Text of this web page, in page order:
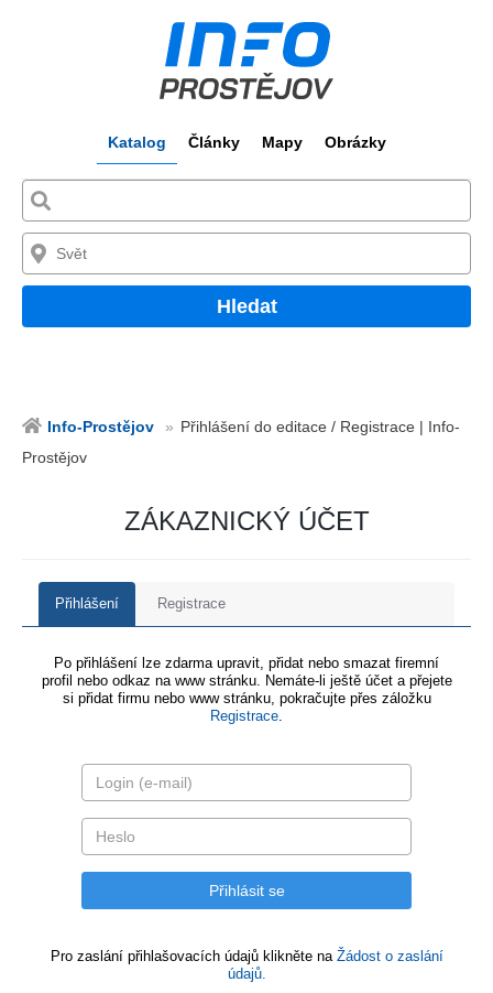
Katalog Články Mapy Obrázky
Hledat
Info-Prostějov
Přihlášení do editace / Registrace | Info-
Prostějov
ZÁKAZNICKÝ ÚČET
Přihlášení Registrace
Po přihlášení lze zdarma upravit, přidat nebo smazat firemní
profil nebo odkaz na www stránku. Nemáte-li ještě účet a přejete
si přidat firmu nebo www stránku, pokračujte přes záložku
Registrace.
Pro zaslání přihlašovacích údajů klikněte na Žádost o zaslání
údajů.